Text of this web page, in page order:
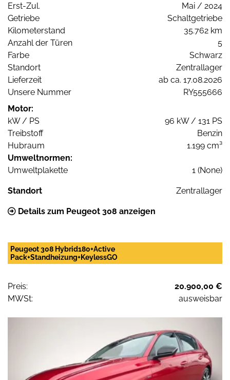
Erst-Zul.
Mai / 2024
Getriebe
Schaltgetriebe
Kilometerstand
35.762 km
Anzahl der Türen
5
Farbe
Schwarz
Standort
Zentrallager
Lieferzeit
ab ca. 17.08.2026
Unsere Nummer
RY555666
Motor:
kW / PS
96 kW / 131 PS
Treibstoff
Benzin
Hubraum
1.199 cm³
Umweltnormen:
Umweltplakette
1 (None)
Standort Zentrallager
Details zum Peugeot 308 anzeigen
Peugeot 308 Hybrid180+Active
Pack+Standheizung+KeylessGO
Preis:
20.900,00 €
MWSt:
ausweisbar